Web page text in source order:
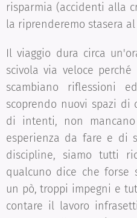
risparmia (accidenti alla
la riprenderemo stasera
Il viaggio dura circa
scivola via veloce
scambiano riflessioni
scoprendo nuovi spazi di
di intenti, non
esperienza da fare e di
discipline, siamo tutti
qualcuno dice che forse
un pò, troppi impegni e
contare il lavoro